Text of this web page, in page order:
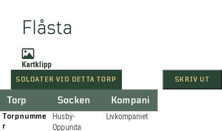
Flåsta
Kartklipp
SOLDATER VID DETTA TORP SKRIV UT
Torp
Torpnumme
r
Socken
Husby-
Oppunda
Kompani
Livkompaniet